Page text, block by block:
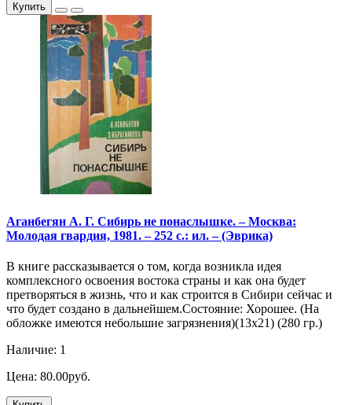
Купить
Аганбегян А. Г. Сибирь не понаслышке. – Москва:
Молодая гвардия, 1981. – 252 с.: ил. – (Эврика)
В книге рассказывается о том, когда возникла идея
комплексного освоения востока страны и как она будет
претворяться в жизнь, что и как строится в Сибири сейчас и
что будет создано в дальнейшем.Состояние: Хорошее. (На
обложке имеются небольшие загрязнения)(13х21) (280 гр.)
Наличие: 1
Цена: 80.00руб.